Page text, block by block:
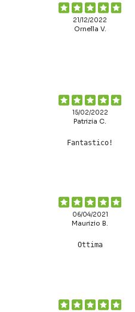
21/12/2022
Ornella V.
15/02/2022
Patrizia C.
Fantastico!
06/04/2021
Maurizio B.
Ottima